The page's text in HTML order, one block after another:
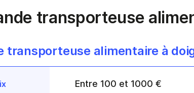
transporteuse
transporteuse alimentaire à
Entre 100 et 1000 €